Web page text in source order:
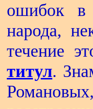
ошибок в
народа,
течение
титул.